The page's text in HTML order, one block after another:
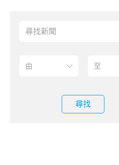
尋找